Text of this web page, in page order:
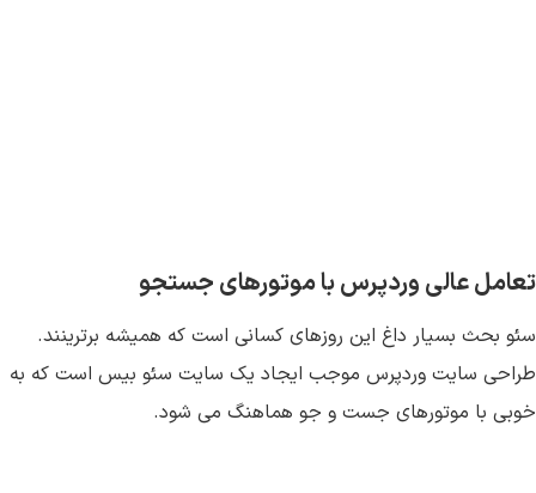
تعامل عالی وردپرس با موتورهای جستجو
سئو بحث بسیار داغ این روزهای کسانی است که همیشه برترینند.
طراحی سایت وردپرس موجب ایجاد یک سایت سئو بیس است که به
خوبی با موتورهای جست و جو هماهنگ می شود.